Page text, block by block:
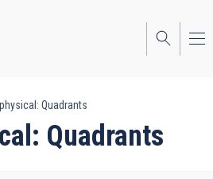
Quadrants
Quadrants